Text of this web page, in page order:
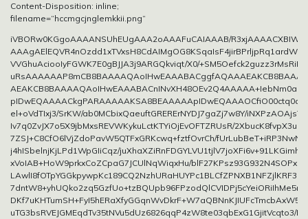
Content-Disposition: inline;
filename=“hccmgcjnglemkkii.png“
iVBORw0KGgoAAAANSUhEUgAAA2oAAAFuCAIAAAB/
VVGhuAciooIyFGWK7E0gBJJA3j9ARGQkviqt/X0/
el+oVdTIxj3/SrKW/ab0MCbixQaeuftGRERErNYDJ7gaZj7w8Y/
Iv7q0ZvJX7o5X9jbMxsREVWKykuLctKTYiOjEvOFTZRUsR/
7ZSJ+C8CfO6lVjZdoPavW5QTFxGRKcwq+fztfOvrCh/
j4hISbelnjKjLPd1WpGIiCqz/
xVoIAB+HoW9prkxCoZCpaG7JCUlNqWiqxHu/
uTG3bsRVEJGMEqdTv35tNVu5dUz6826qqP4zW8te03qbExG1GjitVcqto3/